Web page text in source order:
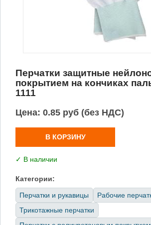
Перчатки защитные
покрытием на кончиках
1111
Цена: 0.85 руб (без НДС)
В КОРЗИНУ
✓ В наличии
Категории:
Перчатки и рукавицы
Рабочие
Трикотажные перчатки